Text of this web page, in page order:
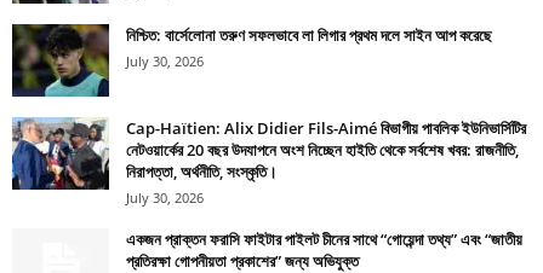
নিশ্চিত: বার্সেলোনা তরুণ সফলভাবে লা লিগার প্রথম দলে সাইন আপ করেছে
July 30, 2026
Cap-Haïtien: Alix Didier Fils-Aimé বিভাগীয় পাবলিক ইউনিভার্সিটির
নেটওয়ার্কের 20 বছর উদযাপনে অংশ নিচ্ছেন হাইতি থেকে সর্বশেষ খবর: রাজনীতি,
নিরাপত্তা, অর্থনীতি, সংস্কৃতি।
July 30, 2026
একজন প্রাক্তন ফরাসি ফাইটার পাইলট চীনের সাথে “গোয়েন্দা তথ্য” এবং “জাতীয়
প্রতিরক্ষা গোপনীয়তা প্রকাশের” জন্য অভিযুক্ত